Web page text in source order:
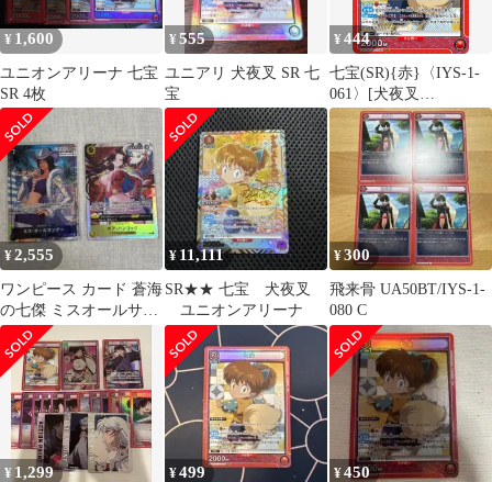
¥ 1,600
ユニオンアリーナ 七宝
SR 4枚
¥555
ユニアリ 犬夜叉 SR 七
宝
¥444
七宝(SR){赤}〈IYS-1-
061〉[犬夜叉
【UA50BT】]ユニアリ
¥2,555
ワンピース カード 蒼海
の七傑 ミスオールサン
デー ボア・ハンコック
SR
¥11,111
SR★★ 七宝 犬夜叉
ユニオンアリーナ
¥300
飛来骨 UA50BT/IYS-1-
080 C
¥ 1,299 ¥499 ¥450